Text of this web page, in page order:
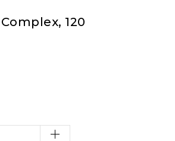
120